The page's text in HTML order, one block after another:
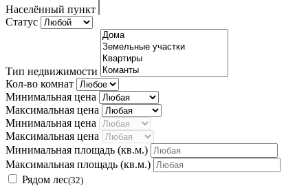
Населённый пункт
Статус
Тип недвижимости
Кол-во комнат
Минимальная цена
Максимальная цена
Минимальная цена
Максимальная цена
Минимальная площадь (кв.м.)
Максимальная площадь (кв.м.)
Рядом лес(32)